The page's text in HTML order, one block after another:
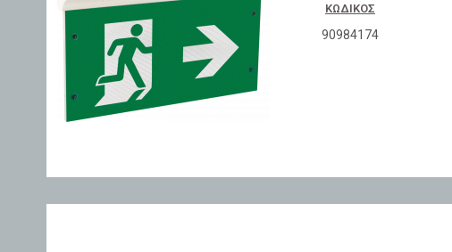
ΚΩΔΙΚΌΣ
90984174